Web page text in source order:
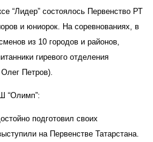
“Лидер” состоялось Первенство РТ
и юниорок. На соревнованиях, в
из 10 городов и районов,
гиревого отделения
Петров).
“Олимп”:
подготовил своих
на Первенстве Татарстана.